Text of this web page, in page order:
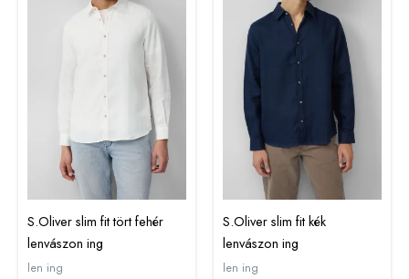
S.Oliver slim fit tört fehér
lenvászon ing
len ing
S.Oliver slim fit kék
lenvászon ing
len ing